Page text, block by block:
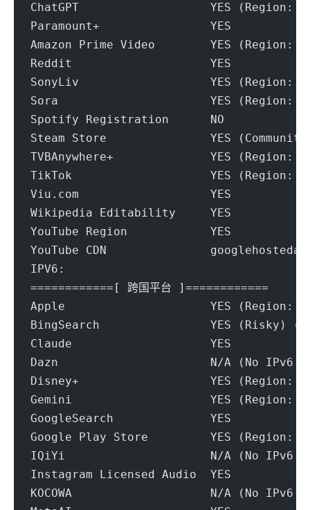
ChatGPT                   YES (Region:
Paramount+                YES
Amazon Prime Video        YES (Region:
Reddit                    YES
SonyLiv                   YES (Region:
Sora                      YES (Region:
Spotify Registration      NO
Steam Store               YES
TVBAnywhere+              YES (Region:
TikTok                    YES (Region:
Viu.com                   YES
Wikipedia Editability     YES
YouTube Region            YES
YouTube CDN
IPV6:
============[ 跨国平台 ]============
Apple                     YES (Region:
BingSearch                YES (Risky)
Claude                    YES
Dazn                      N/A (No IPv6
Disney+                   YES (Region:
Gemini                    YES (Region:
GoogleSearch              YES
Google Play Store         YES (Region:
IQiYi                     N/A (No IPv6
Instagram Licensed Audio  YES
KOCOWA                    N/A (No IPv6